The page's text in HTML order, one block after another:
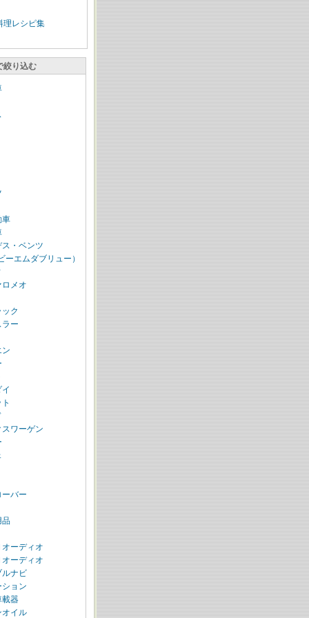
理レシピ集
絞り込む
車
・ベンツ
ーエムダブリュー）
メオ
ク
ー
ン
ワーゲン
バー
ーディオ
ーディオ
ルナビ
ョン
載器
オイル